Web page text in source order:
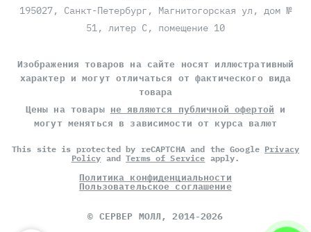
195027, Санкт-Петербург, Магнитогорская ул, дом №
51, литер С, помещение 10
Изображения товаров на сайте носят иллюстративный
характер и могут отличаться от фактического вида
товара
Цены на товары не являются публичной офертой и
могут меняться в зависимости от курса валют
This site is protected by reCAPTCHA and the Google Privacy
Policy andTerms of Service apply.
Политика конфиденциальности
Пользовательское соглашение
© СЕРВЕР МОЛЛ, 2014-2026